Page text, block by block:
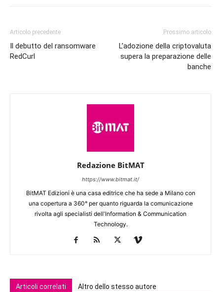
Articolo precedente
Il debutto del ransomware
RedCurl
Prossimo articolo
L’adozione della criptovaluta
supera la preparazione delle
banche
Redazione BitMAT
https://www.bitmat.it/
BitMAT Edizioni è una casa editrice che ha sede a Milano con
una copertura a 360° per quanto riguarda la comunicazione
rivolta agli specialisti dell'lnformation & Communication
Technology.
Articoli correlati Altro dello stesso autore